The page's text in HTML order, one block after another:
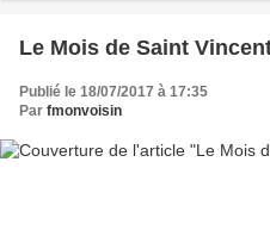
Le Mois de Saint
Publié le 18/07/2017 à 17:35
Par fmonvoisin